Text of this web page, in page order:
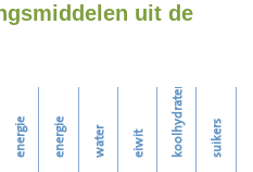
45
52
uit de
energie energie water eiwit koolhydraten suikers